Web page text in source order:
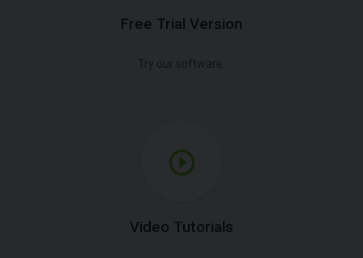
Free Trial Version
Try our software.
Video Tutorials